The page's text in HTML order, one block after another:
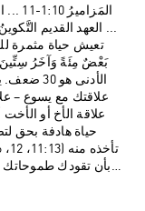
تعيش حياة مثمرة
الأدنى
علاقتك مع يسوع –
حياة هادفة بحق
بأن تقودك طموحاتك